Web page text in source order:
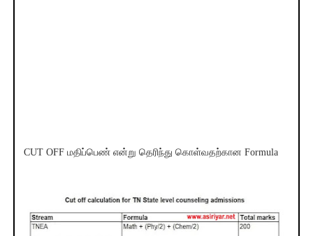
CUT OFF மதிப்பெண் என்று தெரிந்து கொள்வதற்கான Formula